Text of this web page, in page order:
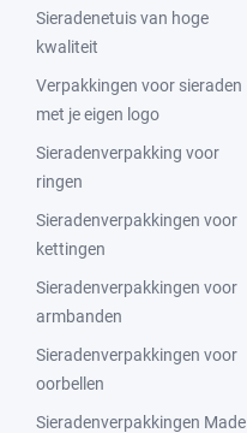
Sieradenetuis van hoge
kwaliteit
Verpakkingen voor sieraden
met je eigen logo
Sieradenverpakking voor
ringen
Sieradenverpakkingen voor
kettingen
Sieradenverpakkingen voor
armbanden
Sieradenverpakkingen voor
oorbellen
Sieradenverpakkingen Made